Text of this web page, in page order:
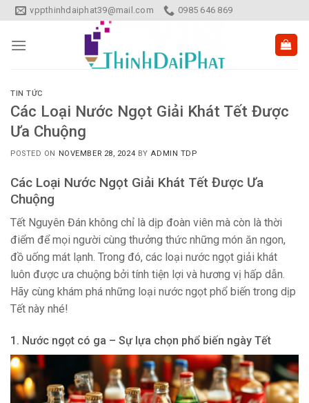
Skip
to
content
vppthinhdaiphat39@mail.com 0985 646 869
TIN TỨC
Các Loại Nước Ngọt Giải Khát Tết Được
Ưa Chuộng
POSTED ON NOVEMBER 28, 2024 BYADMIN TDP
Các Loại Nước Ngọt Giải Khát Tết Được Ưa
Chuộng
Tết Nguyên Đán không chỉ là dịp đoàn viên mà còn là thời
điểm để mọi người cùng thưởng thức những món ăn ngon,
đồ uống mát lạnh. Trong đó, các loại nước ngọt giải khát
luôn được ưa chuộng bởi tính tiện lợi và hương vị hấp dẫn.
Hãy cùng khám phá những loại nước ngọt phổ biến trong dịp
Tết này nhé!
1. Nước ngọt có ga – Sự lựa chọn phổ biến ngày Tết